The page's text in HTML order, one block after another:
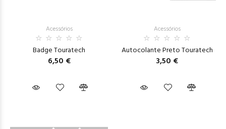
Acessórios
Badge Touratech
6,50 €
Acessórios
Autocolante Preto Touratech
3,50 €